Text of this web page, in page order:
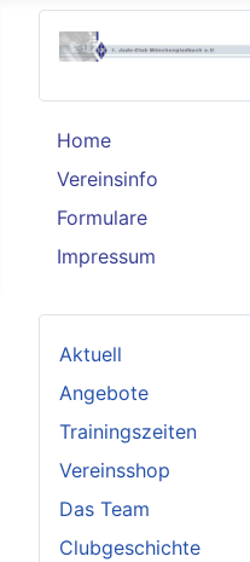
Home
Vereinsinfo
Formulare
Impressum
Aktuell
Angebote
Trainingszeiten
Vereinsshop
Das Team
Clubgeschichte